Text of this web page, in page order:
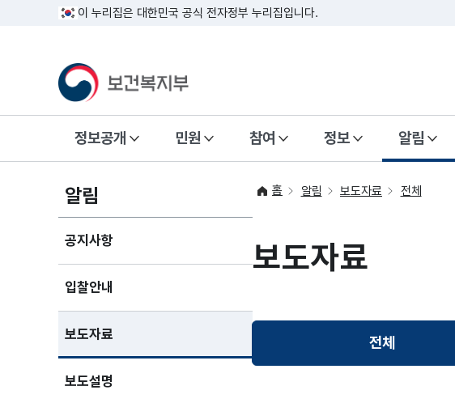
이 누리집은 대한민국 공식 전자정부 누리집입니다.
정보공개 민원 참여 정보 알림
알림
공지사항
입찰안내
보도자료
보도설명
홈 알림 보도자료 전체
보도자료
전체선택됨